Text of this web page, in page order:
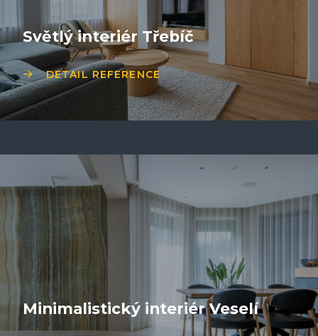
Světlý interiér Třebíč
DETAIL REFERENCE
Minimalistický interiér Veselí